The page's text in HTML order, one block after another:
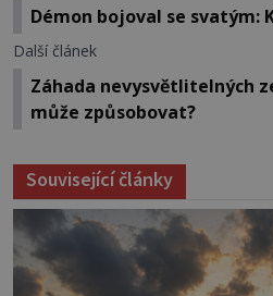
Démon bojoval se svatým:
Další článek
Záhada nevysvětlitelných
může způsobovat?
Související články